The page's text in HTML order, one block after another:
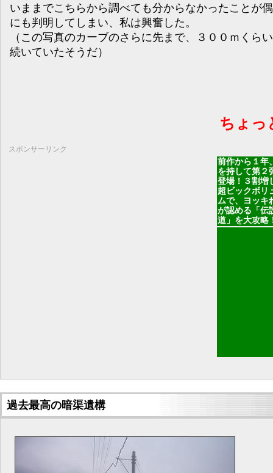
いままでこちらから調べても分からなかったことが
にも判明してしまい、私は興奮した。
（この写真のカーブのさらに先まで、３００ｍくら
続いていたそうだ）
スポンサーリンク
ちょっ
前作から１年
を持して第２
登場！３割増
超ビックボリ
ムで、ヨッキ
が認める「伝
道」を大攻略
過去最高の暗渠遺構